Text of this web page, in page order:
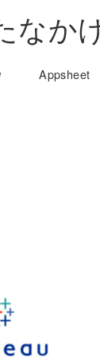
なか
Appsheet